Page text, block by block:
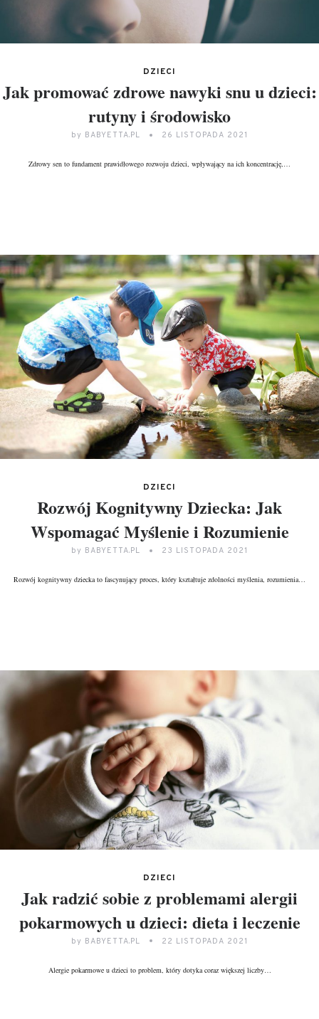
DZIECI
Jak promować zdrowe nawyki snu u dzieci:
rutyny i środowisko
by BABYETTA.PL 26 LISTOPADA 2021
Zdrowy sen to fundament prawidłowego rozwoju dzieci, wpływający na ich koncentrację,…
DZIECI
Rozwój Kognitywny Dziecka: Jak
Wspomagać Myślenie i Rozumienie
by BABYETTA.PL 23 LISTOPADA 2021
Rozwój kognitywny dziecka to fascynujący proces, który kształtuje zdolności myślenia, rozumienia…
DZIECI
Jak radzić sobie z problemami alergii
pokarmowych u dzieci: dieta i leczenie
by BABYETTA.PL 22 LISTOPADA 2021
Alergie pokarmowe u dzieci to problem, który dotyka coraz większej liczby…